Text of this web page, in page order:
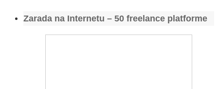
Zarada na Internetu – 50 freelance platforme